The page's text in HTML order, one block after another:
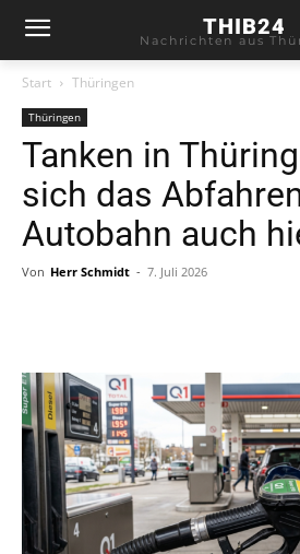
THIB24
Nachrichten aus
Start Thüringen
Thüringen
Tanken in
sich das
Autobahn auch
Von Herr Schmidt - 7. Juli 2026